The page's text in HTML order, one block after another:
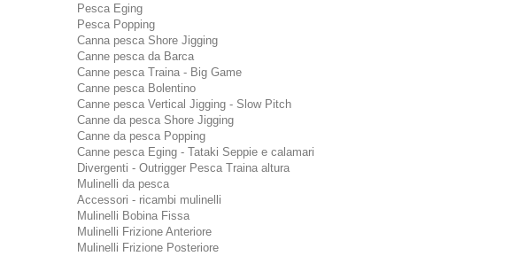
Pesca Eging
Pesca Popping
Canna pesca Shore Jigging
Canne pesca da Barca
Canne pesca Traina - Big Game
Canne pesca Bolentino
Canne pesca Vertical Jigging - Slow Pitch
Canne da pesca Shore Jigging
Canne da pesca Popping
Canne pesca Eging - Tataki Seppie e calamari
Divergenti - Outrigger Pesca Traina altura
Mulinelli da pesca
Accessori - ricambi mulinelli
Mulinelli Bobina Fissa
Mulinelli Frizione Anteriore
Mulinelli Frizione Posteriore